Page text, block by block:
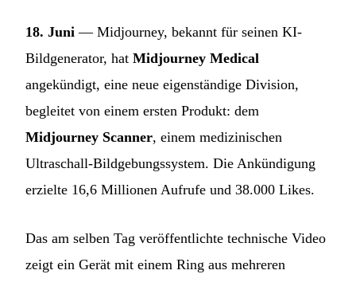
18. Juni — Midjourney, bekannt für seinen KI-
Bildgenerator, hat Midjourney Medical
angekündigt, eine neue eigenständige Division,
begleitet von einem ersten Produkt: dem
Midjourney Scanner, einem medizinischen
Ultraschall-Bildgebungssystem. Die Ankündigung
erzielte 16,6 Millionen Aufrufe und 38.000 Likes.
Das am selben Tag veröffentlichte technische Video
zeigt ein Gerät mit einem Ring aus mehreren